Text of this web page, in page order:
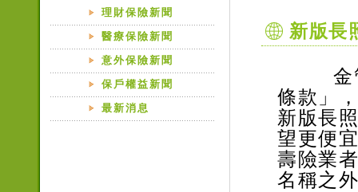
理財保險新聞
醫療保險新聞
意外保險新聞
保戶權益新聞
最新消息
新版長
金管
條款」
新版長
望更便
壽險業
名稱之